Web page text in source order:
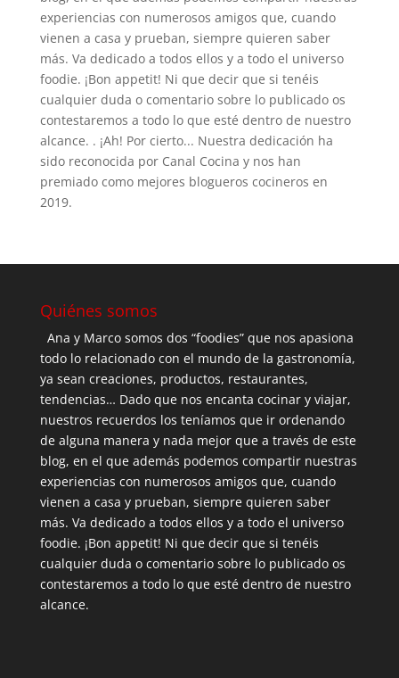
experiencias con numerosos amigos que, cuando
vienen a casa y prueban, siempre quieren saber
más. Va dedicado a todos ellos y a todo el universo
foodie. ¡Bon appetit! Ni que decir que si tenéis
cualquier duda o comentario sobre lo publicado os
contestaremos a todo lo que esté dentro de nuestro
alcance. . ¡Ah! Por cierto... Nuestra dedicación ha
sido reconocida por Canal Cocina y nos han
premiado como mejores blogueros cocineros en
2019.
Quiénes somos
Ana y Marco somos dos “foodies” que nos apasiona
todo lo relacionado con el mundo de la gastronomía,
ya sean creaciones, productos, restaurantes,
tendencias… Dado que nos encanta cocinar y viajar,
nuestros recuerdos los teníamos que ir ordenando
de alguna manera y nada mejor que a través de este
blog, en el que además podemos compartir nuestras
experiencias con numerosos amigos que, cuando
vienen a casa y prueban, siempre quieren saber
más. Va dedicado a todos ellos y a todo el universo
foodie. ¡Bon appetit! Ni que decir que si tenéis
cualquier duda o comentario sobre lo publicado os
contestaremos a todo lo que esté dentro de nuestro
alcance.